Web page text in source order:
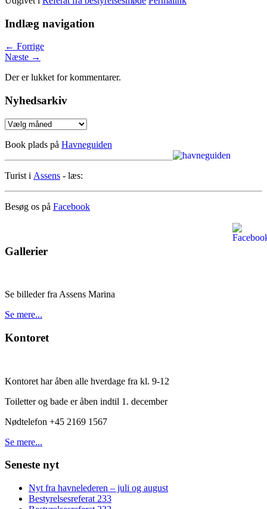
Indlæg navigation
← Forrige
Næste →
Der er lukket for kommentarer.
Nyhedsarkiv
Nyhedsarkiv
Book plads på Havneguiden
Turist i Assens - læs:
Besøg os på Facebook
Gallerier
Se billeder fra Assens Marina
Se mere...
Kontoret
Kontoret har åben alle hverdage fra kl. 9-12
Toiletter og bade er åben indtil 1. december
Nødtelefon +45 2169 1567
Se mere...
Seneste nyt
Nyt fra havnelederen – juli og august
Bestyrelsesreferat 233